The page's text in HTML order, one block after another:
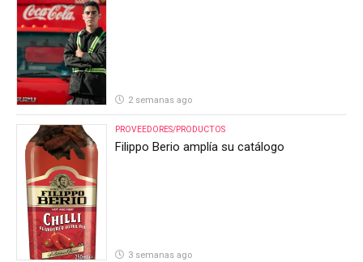
2 semanas ago
PROVEEDORES/PRODUCTOS
Filippo Berio amplía su catálogo
3 semanas ago